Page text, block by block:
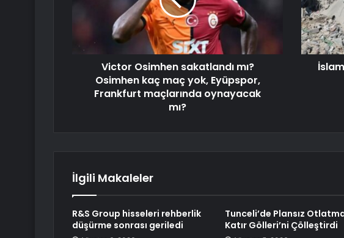
Victor Osimhen sakatlandı mı?
Osimhen kaç maç yok, Eyüpspor,
Frankfurt maçlarında oynayacak
mı?
İlgili Makaleler
R&S Group hisseleri rehberlik
düşürme sonrası geriledi
Tunceli’de Plansız
Katır Gölleri’ni Çölleştirdi